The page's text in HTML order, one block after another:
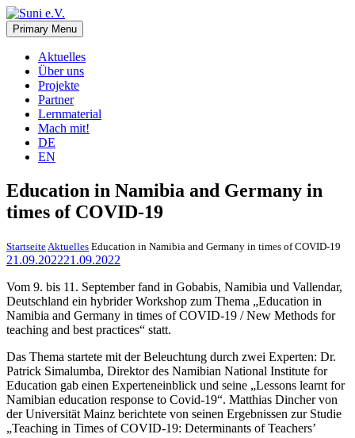
Skip
to
content
Suni e.V.
Deutsch-Namibischer Verein, zur Umsetzung der UN-
Nachhaltigkeitsziele
Primary Menu
Aktuelles
Über uns
Projekte
Partner
Lernmaterial
Mach mit!
DE
EN
Education in Namibia and Germany in
times of COVID-19
Startseite Aktuelles Education in Namibia and Germany in times of COVID-19
21.09.202221.09.2022
Vom 9. bis 11. September fand in Gobabis, Namibia und Vallendar,
Deutschland ein hybrider Workshop zum Thema „Education in
Namibia and Germany in times of COVID-19 / New Methods for
teaching and best practices“ statt.
Das Thema startete mit der Beleuchtung durch zwei Experten: Dr.
Patrick Simalumba, Direktor des Namibian National Institute for
Education gab einen Experteneinblick und seine „Lessons learnt for
Namibian education response to Covid-19“. Matthias Dincher von
der Universität Mainz berichtete von seinen Ergebnissen zur Studie
„Teaching in Times of COVID-19: Determinants of Teachers’